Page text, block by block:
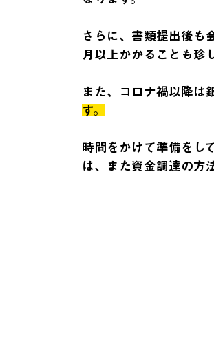
さらに、書類提出後も
月以上かかることも珍
また、コロナ禍以降は
す。
時間をかけて準備をし
は、また資金調達の方